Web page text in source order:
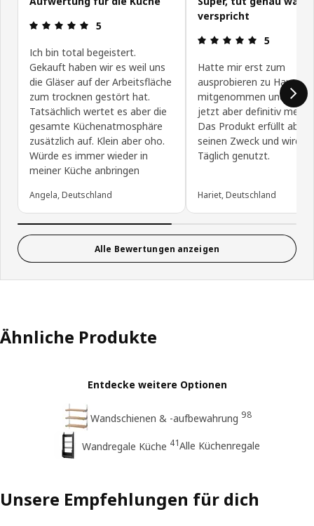
Bewertung: 5 von 5 Sterne
5
Ich bin total begeistert.
Gekauft haben wir es weil uns
die Gläser auf der Arbeitsfläche
zum trocknen gestört hat.
Tatsächlich wertet es aber die
gesamte Küchenatmosphäre
zusätzlich auf. Klein aber oho.
Würde es immer wieder in
meiner Küche anbringen
Angela, Deutschland
verspricht
5
Hatte mir erst zum
ausprobieren zu Hause
mitgenommen und
jetzt aber definitiv mehr
Das Produkt erfüllt
seinen Zweck und wird
Täglich genutzt.
Hariet, Deutschland
Alle Bewertungen anzeigen
Ähnliche Produkte
Entdecke weitere Optionen
Wandschienen & -aufbewahrung 98
Wandregale Küche 41Alle Küchenregale
Unsere Empfehlungen für dich